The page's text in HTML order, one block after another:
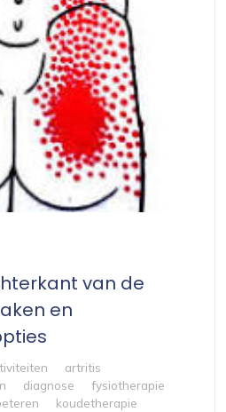
van de
en
artritis
diagnose
fysiotherapie
koudetherapie